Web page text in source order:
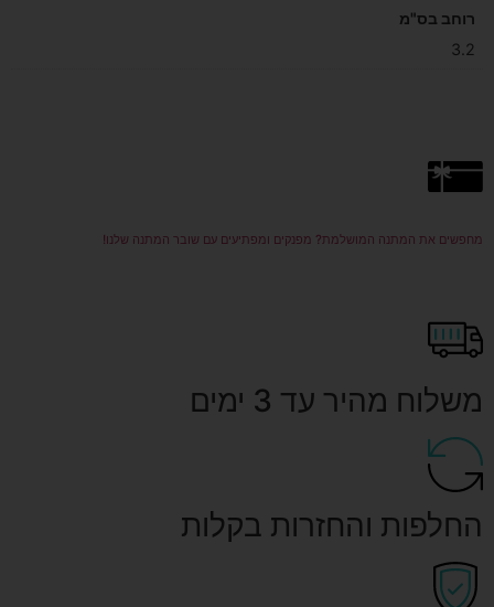
רוחב בס"מ
3.2
מחפשים את המתנה המושלמת? מפנקים ומפתיעים עם שובר המתנה שלנו!
משלוח מהיר עד 3 ימים
החלפות והחזרות בקלות